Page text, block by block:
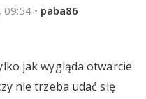
09:54 • paba86
jak wygląda otwarcie
nie trzeba udać się